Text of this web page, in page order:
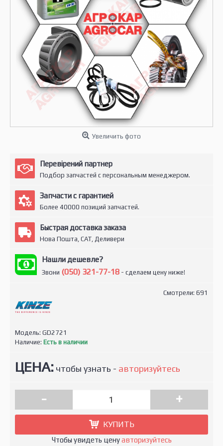
Увеличить фото
Перевірений партнер
Подбор запчастей с персональным менеджером.
Запчасти с гарантией
Более 40000 позиций запчастей.
Быстрая доставка заказа
Нова Пошта, САТ, Деливери
Нашли дешевле?
Звони (050) 321-77-18 - сделаем цену ниже!
Смотрели: 691
Модель: GD2721
Наличие: Есть в наличии
ЦЕНА: чтобы узнать - авторизуйтесь
- +
КУПИТЬ
Чтобы увидеть ценуавторизуйтесь